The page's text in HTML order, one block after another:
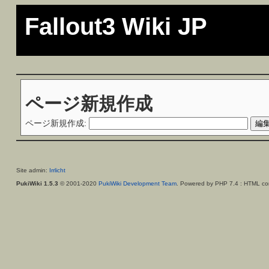
Fallout3 Wiki JP
ページ新規作成
ページ新規作成:
Site admin: Irrlicht
PukiWiki 1.5.3 © 2001-2020 PukiWiki Development Team. Powered by PHP 7.4 : HTML